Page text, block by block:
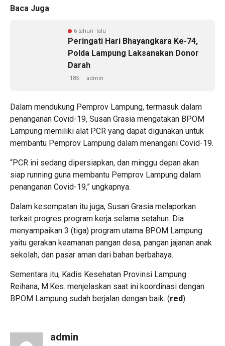
Baca Juga
6 tahun lalu
Peringati Hari Bhayangkara Ke-74,
Polda Lampung Laksanakan Donor
Darah
185 admin
Dalam mendukung Pemprov Lampung, termasuk dalam
penanganan Covid-19, Susan Grasia mengatakan BPOM
Lampung memiliki alat PCR yang dapat digunakan untuk
membantu Pemprov Lampung dalam menangani Covid-19.
“PCR ini sedang dipersiapkan, dan minggu depan akan
siap running guna membantu Pemprov Lampung dalam
penanganan Covid-19,” ungkapnya.
Dalam kesempatan itu juga, Susan Grasia melaporkan
terkait progres program kerja selama setahun. Dia
menyampaikan 3 (tiga) program utama BPOM Lampung
yaitu gerakan keamanan pangan desa, pangan jajanan anak
sekolah, dan pasar aman dari bahan berbahaya.
Sementara itu, Kadis Kesehatan Provinsi Lampung
Reihana, M.Kes. menjelaskan saat ini koordinasi dengan
BPOM Lampung sudah berjalan dengan baik. (red)
admin